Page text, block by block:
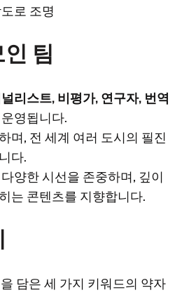
로 조명
팀
리스트, 비평가, 연구자, 번역
영됩니다.
며, 전 세계 여러 도시의 필진
다.
양한 시선을 존중하며, 깊이
는 콘텐츠를 지향합니다.
담은 세 가지 키워드의 약자